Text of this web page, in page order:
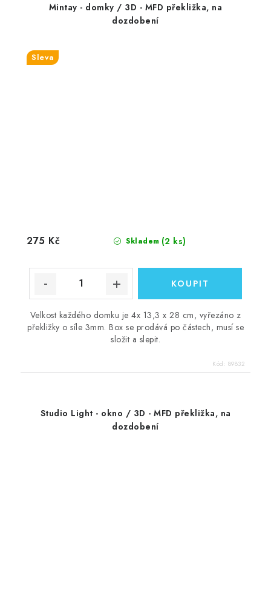
Mintay - domky / 3D - MFD překližka, na
dozdobení
Sleva
Skladem (2 ks)
275 Kč
Velkost každého domku je 4x 13,3 x 28 cm, vyřezáno z
překližky o síle 3mm. Box se prodává po částech, musí se
složit a slepit.
Kód: 89832
Studio Light - okno / 3D - MFD překližka, na
dozdobení